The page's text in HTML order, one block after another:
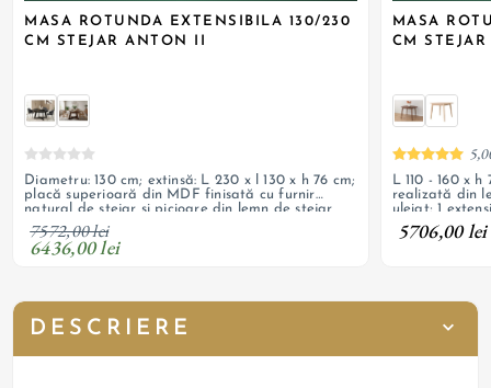
MASA ROTUNDA EXTENSIBILA 130/230
CM STEJAR ANTON II
Diametru: 130 cm; extinsă: L 230 x l 130 x h 76 cm;
placă superioară din MDF finisată cu furnir
natural de stejar și picioare din lemn de stejar
masiv, sistem de extindere sincron
7572,00 lei
6436,00 lei
MASA
CM
L 110 - 160 x h 74,5 cm; grosime blat 2 cm;
realizată din
uleiat; 1
5706,00 lei
DESCRIERE